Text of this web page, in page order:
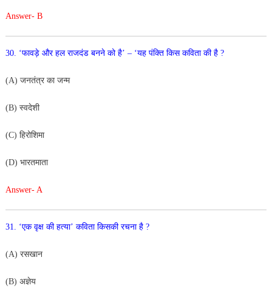
Answer- B
30. ‘फावड़े और हल राजदंड बनने को है’ – ‘यह पंक्ति किस कविता की है ?
(A) जनतंत्र का जन्म
(B) स्वदेशी
(C) हिरोशिमा
(D) भारतमाता
Answer- A
31. ‘एक वृक्ष की हत्या’ कविता किसकी रचना है ?
(A) रसखान
(B) अज्ञेय